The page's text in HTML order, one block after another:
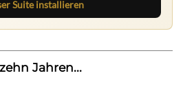
Suite installieren
Jahren...